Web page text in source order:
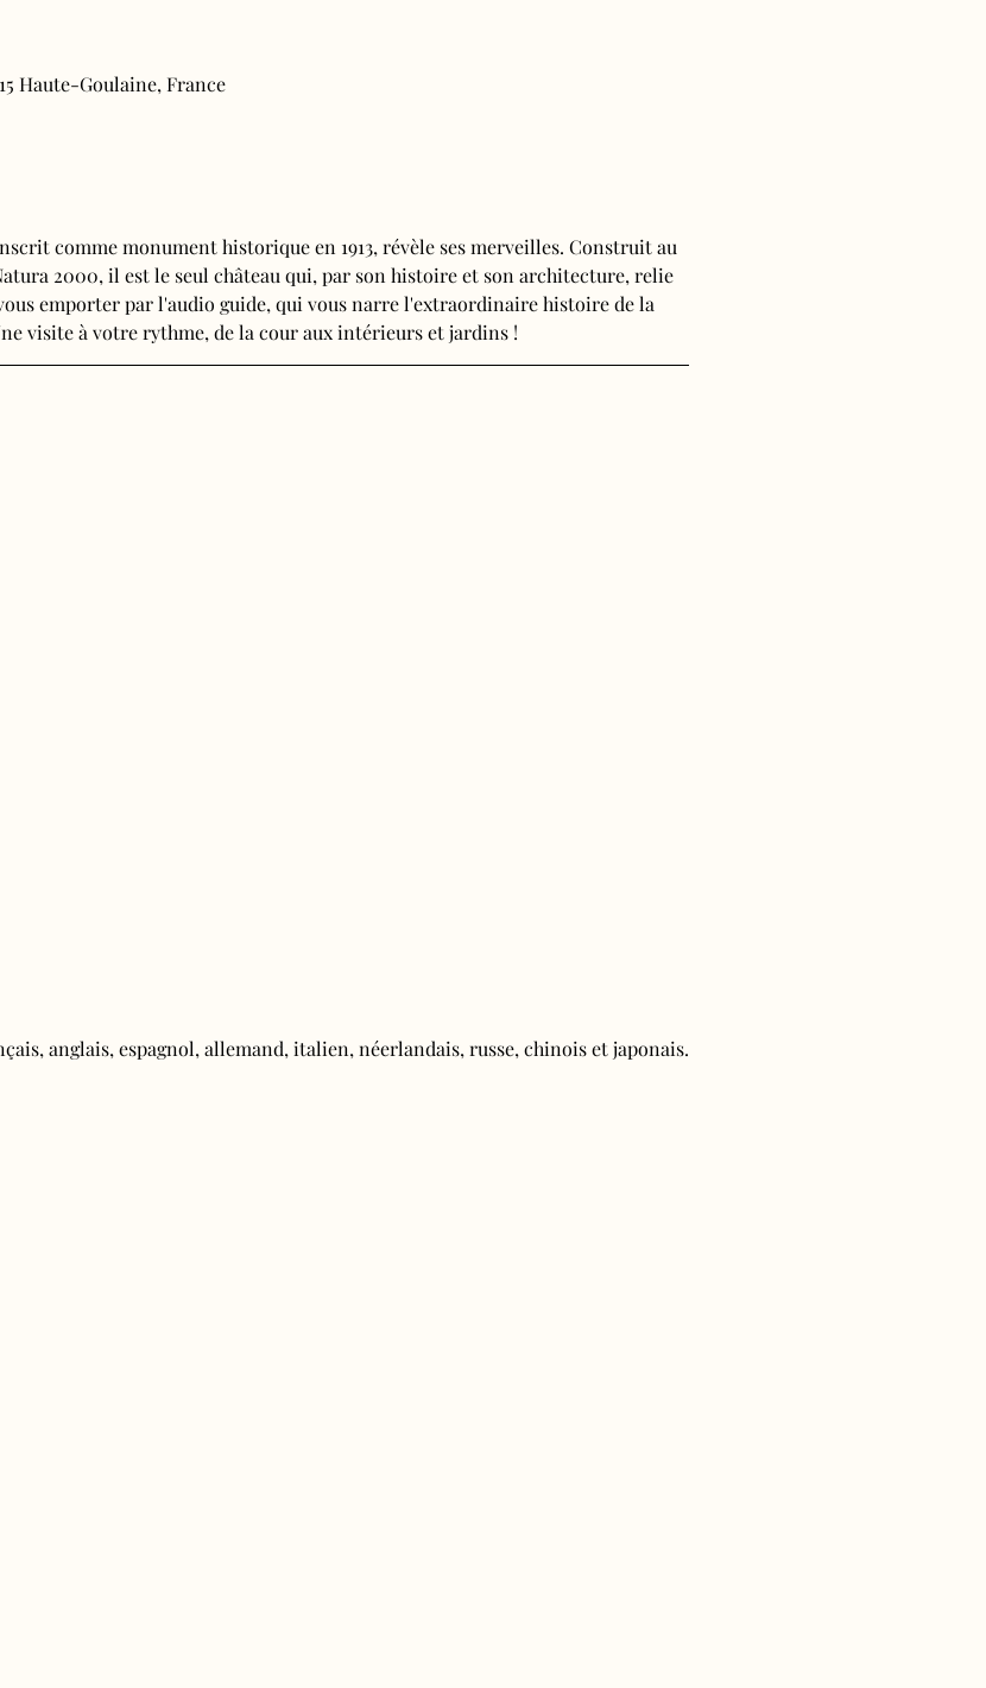
Haute-Goulaine, France
comme monument historique en 1913, révèle ses merveilles. Construit au
2000, il est le seul château qui, par son histoire et son architecture, relie
emporter par l'audio guide, qui vous narre l'extraordinaire histoire de la
visite à votre rythme, de la cour aux intérieurs et jardins !
anglais, espagnol, allemand, italien, néerlandais, russe, chinois et japonais.